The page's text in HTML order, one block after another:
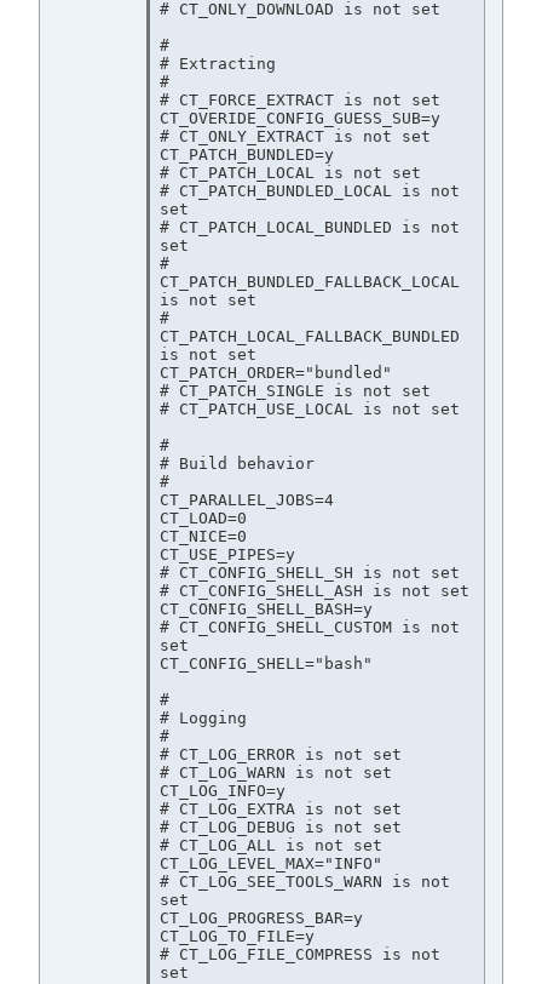
# CT_ONLY_DOWNLOAD is not set
#
# Extracting
#
# CT_FORCE_EXTRACT is not set
CT_OVERIDE_CONFIG_GUESS_SUB=y
# CT_ONLY_EXTRACT is not set
CT_PATCH_BUNDLED=y
# CT_PATCH_LOCAL is not set
# CT_PATCH_BUNDLED_LOCAL is not
set
# CT_PATCH_LOCAL_BUNDLED is not
set
#
CT_PATCH_BUNDLED_FALLBACK_LOCAL
is not set
#
CT_PATCH_LOCAL_FALLBACK_BUNDLED
is not set
CT_PATCH_ORDER="bundled"
# CT_PATCH_SINGLE is not set
# CT_PATCH_USE_LOCAL is not set
#
# Build behavior
#
CT_PARALLEL_JOBS=4
CT_LOAD=0
CT_NICE=0
CT_USE_PIPES=y
# CT_CONFIG_SHELL_SH is not set
# CT_CONFIG_SHELL_ASH is not set
CT_CONFIG_SHELL_BASH=y
# CT_CONFIG_SHELL_CUSTOM is not
set
CT_CONFIG_SHELL="bash"
#
# Logging
#
# CT_LOG_ERROR is not set
# CT_LOG_WARN is not set
CT_LOG_INFO=y
# CT_LOG_EXTRA is not set
# CT_LOG_DEBUG is not set
# CT_LOG_ALL is not set
CT_LOG_LEVEL_MAX="INFO"
# CT_LOG_SEE_TOOLS_WARN is not
set
CT_LOG_PROGRESS_BAR=y
CT_LOG_TO_FILE=y
# CT_LOG_FILE_COMPRESS is not
set